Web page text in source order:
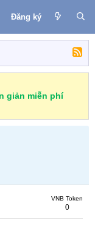
Đăng ký
giản miễn phí
VNB Token
0